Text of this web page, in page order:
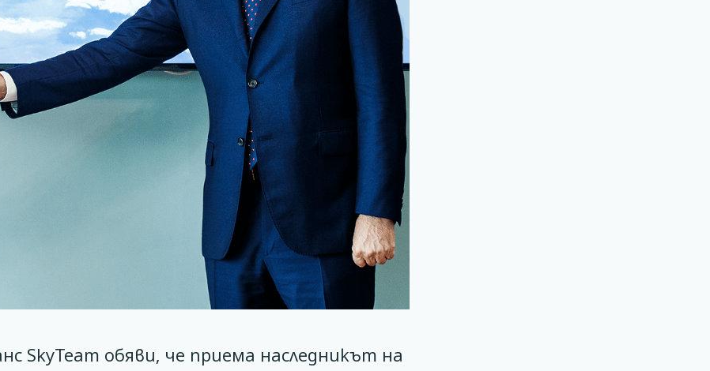
SkyTeam обяви, че приема наследникът на